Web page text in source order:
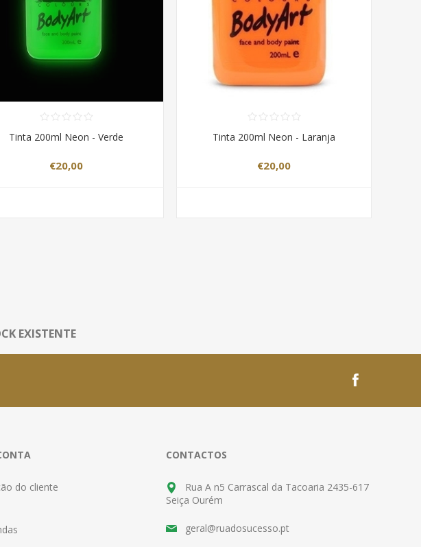
Tinta 200ml Neon - Verde
€20,00
Tinta 200ml Neon - Laranja
€20,00
EXISTENTE
do cliente
CONTACTOS
Rua A n5 Carrascal da Tacoaria 2435-617
Seiça Ourém
geral@ruadosucesso.pt